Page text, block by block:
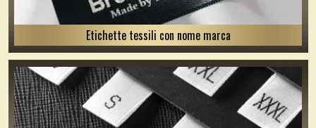
Etichette tessili con nome marca